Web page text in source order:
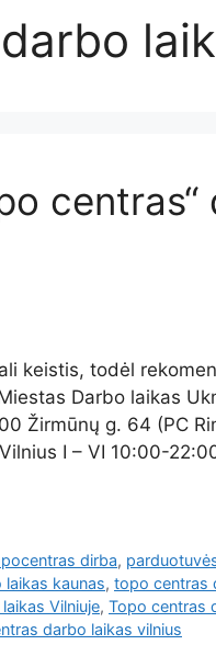
keistis, todėl
Darbo laikas
Žirmūnų g. 64 (PC
I – VI 10:00-
dirba,
kaunas, topo centras
Vilniuje, Topo centras
darbo laikas vilnius